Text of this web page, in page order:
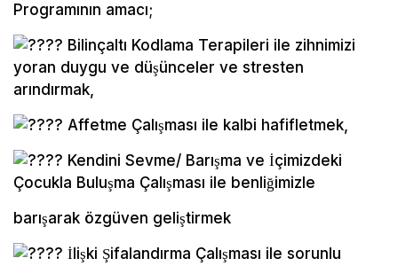
Programının amacı;
Bilinçaltı Kodlama Terapileri ile zihnimizi
yoran duygu ve düşünceler ve stresten
arındırmak,
Affetme Çalışması ile kalbi hafifletmek,
Kendini Sevme/ Barışma ve İçimizdeki
Çocukla Buluşma Çalışması ile benliğimizle
barışarak özgüven geliştirmek
İlişki Şifalandırma Çalışması ile sorunlu